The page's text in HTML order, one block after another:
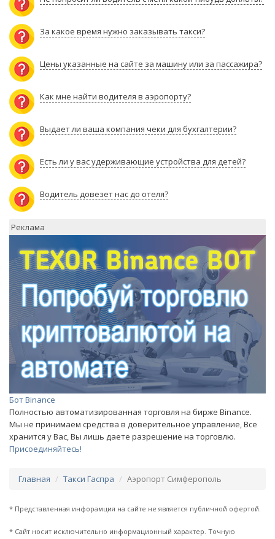
За какое время нужно заказывать такси?
Цены указанные на сайте за машину или за пассажира?
Как мне найти водителя в аэропорту?
Выдает ли ваша компания чеки для бухгалтерии?
Есть ли у вас удерживающие устройства для детей?
Водитель довезет нас до отеля?
Реклама
Бот Binance
Полностью автоматизированная торговля на бирже Binance.
Мы не принимаем средства в доверительное управление, Все
хранится у Вас, Вы лишь даете разрешение на торговлю.
Присоединяйтесь!
Главная Такси Гаспра Аэропорт Симферополь
* Представленная инфорамция на сайте не является публичной офертой.
* Сайт носит исключительно информационный характер. Точную